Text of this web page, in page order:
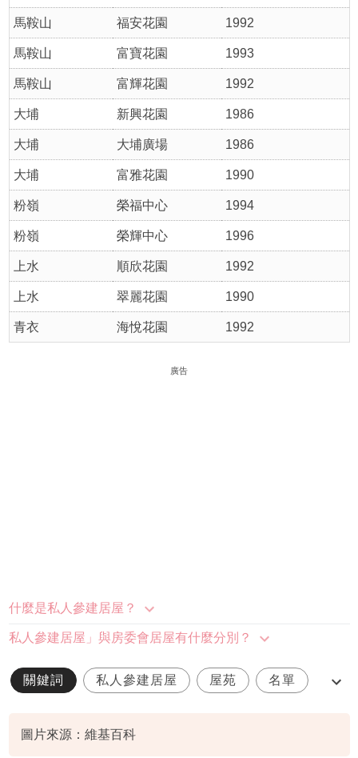
馬鞍山 福安花園 1992
馬鞍山 富寶花園 1993
馬鞍山 富輝花園 1992
大埔 新興花園 1986
大埔 大埔廣場 1986
大埔 富雅花園 1990
粉嶺 榮福中心 1994
粉嶺 榮輝中心 1996
上水 順欣花園 1992
上水 翠麗花園 1990
青衣 海悅花園 1992
廣告
什麼是私人參建居屋？
私人參建居屋」與房委會居屋有什麼分別？
關鍵詞 私人參建居屋 屋苑 名單
圖片來源：維基百科